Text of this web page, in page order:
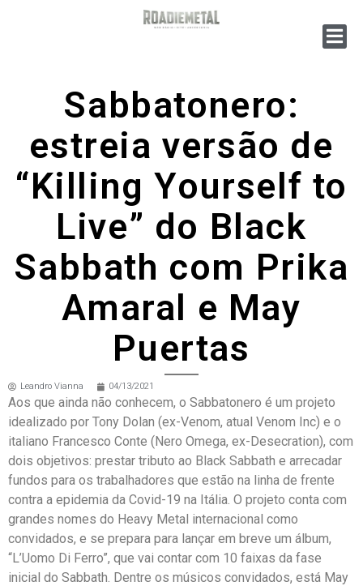
Sabbatonero:
estreia versão de
“Killing Yourself to
Live” do Black
Sabbath com Prika
Amaral e May
Puertas
Leandro Vianna 04/13/2021
Aos que ainda não conhecem, o Sabbatonero é um projeto
idealizado por Tony Dolan (ex-Venom, atual Venom Inc) e o
italiano Francesco Conte (Nero Omega, ex-Desecration), com
dois objetivos: prestar tributo ao Black Sabbath e arrecadar
fundos para os trabalhadores que estão na linha de frente
contra a epidemia da Covid-19 na Itália. O projeto conta com
grandes nomes do Heavy Metal internacional como
convidados, e se prepara para lançar em breve um álbum,
“L’Uomo Di Ferro”, que vai contar com 10 faixas da fase
inicial do Sabbath. Dentre os músicos convidados, está May